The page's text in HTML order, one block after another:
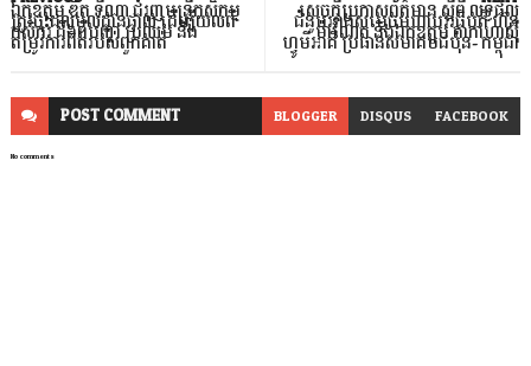
សេចក្តីប្រកាសព័ត៌មាន ស្តីពី លទ្ធផល
ជំនួបរវាងសម្តេចមហាបវរធិបតី ហ៊ុន
ម៉ាណែត និងឯកឧត្តម តាកាហាស៊ី
ហ្វូមីអាគី ប្រធានសមាគមជប៉ុន- កម្ពុជា
ឯកឧត្តម ឌិត ទីណា ជំរុញមន្ត្រីកសិកម្ម
ត្រូវចុះដល់មូលដ្ឋានផ្ទាល់ ដើម្បីយល់ពី
កសិករ ដឹងពីបញ្ហា ប្រឈម និង
តម្រូវការពិតរបស់ពួកគាត់
POSTCOMMENT BLOGGER DISQUS FACEBOOK
No comments